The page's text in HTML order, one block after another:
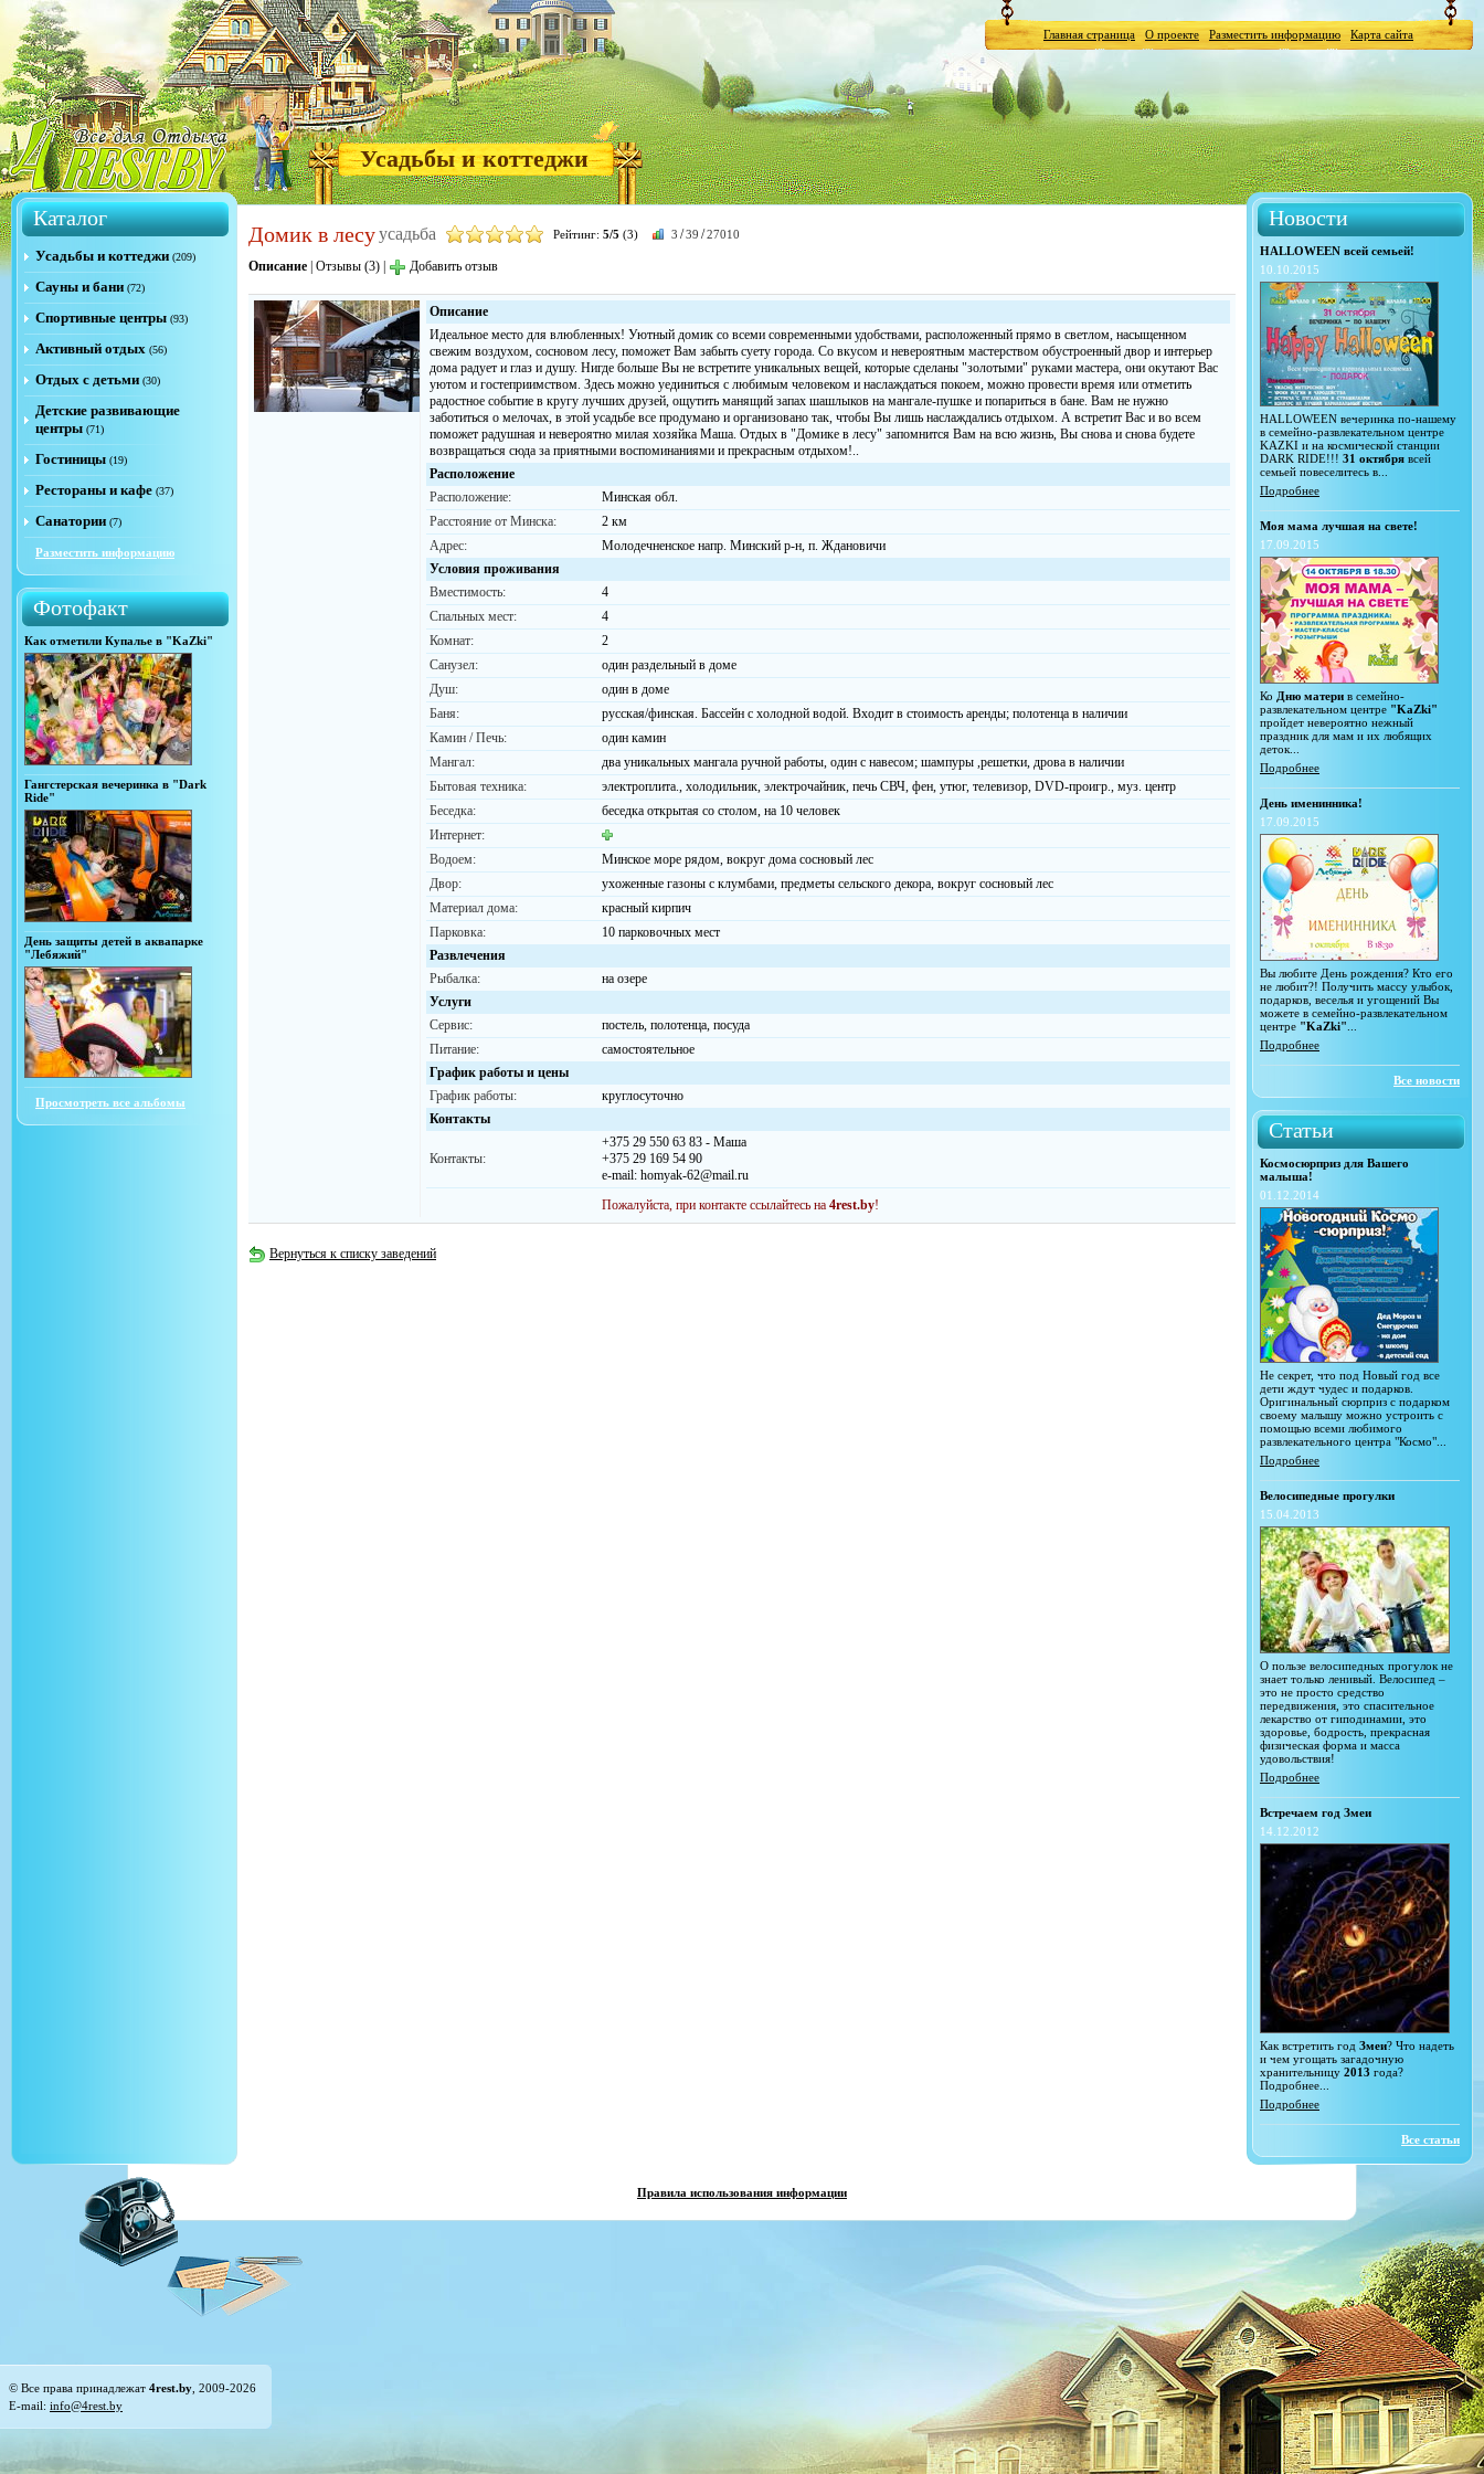
Главная страница О проекте Разместить информацию Карта сайта
Усадьбы и коттеджи
Каталог
Усадьбы и коттеджи (209)
Сауны и бани (72)
Спортивные центры (93)
Активный отдых (56)
Отдых с детьми (30)
Детские развивающие
центры (71)
Гостиницы (19)
Рестораны и кафе (37)
Санатории (7)
Разместить информацию
Фотофакт
Как отметили Купалье в "KaZki"
Гангстерская вечеринка в "Dark
Ride"
День защиты детей в аквапарке
"Лебяжий"
Просмотреть все альбомы
Домик в лесуусадьба Рейтинг: 5/5 (3) 3 /39 /27010
Описание Отзывы (3) Добавить отзыв
Описание
Идеальное место для влюбленных! Уютный домик со всеми современными удобствами, расположенный прямо в светлом, насыщенном
свежим воздухом, сосновом лесу, поможет Вам забыть суету города. Со вкусом и невероятным мастерством обустроенный двор и интерьер
дома радует и глаз и душу. Нигде больше Вы не встретите уникальных вещей, которые сделаны "золотыми" руками мастера, они окутают Вас
уютом и гостеприимством. Здесь можно уединиться с любимым человеком и наслаждаться покоем, можно провести время или отметить
радостное событие в кругу лучших друзей, ощутить манящий запах шашлыков на мангале-пушке и попариться в бане. Вам не нужно
заботиться о мелочах, в этой усадьбе все продумано и организовано так, чтобы Вы лишь наслаждались отдыхом. А встретит Вас и во всем
поможет радушная и невероятно милая хозяйка Маша. Отдых в "Домике в лесу" запомнится Вам на всю жизнь, Вы снова и снова будете
возвращаться сюда за приятными воспоминаниями и прекрасным отдыхом!..
Расположение
Расположение:
Минская обл.
Расстояние от Минска:
2 км
Адрес:
Молодечненское напр. Минский р-н, п. Ждановичи
Условия проживания
Вместимость:
4
Спальных мест:
4
Комнат:
2
Санузел:
один раздельный в доме
Душ:
один в доме
Баня:
русская/финская. Бассейн с холодной водой. Входит в стоимость аренды; полотенца в наличии
Камин / Печь:
один камин
Мангал:
два уникальных мангала ручной работы, один с навесом; шампуры ,решетки, дрова в наличии
Бытовая техника:
электроплита., холодильник, электрочайник, печь СВЧ, фен, утюг, телевизор, DVD-проигр., муз. центр
Беседка:
беседка открытая со столом, на 10 человек
Интернет:
Водоем:
Минское море рядом, вокруг дома сосновый лес
Двор:
ухоженные газоны с клумбами, предметы сельского декора, вокруг сосновый лес
Материал дома:
красный кирпич
Парковка:
10 парковочных мест
Развлечения
Рыбалка:
на озере
Услуги
Сервис:
постель, полотенца, посуда
Питание:
самостоятельное
График работы и цены
График работы:
круглосуточно
Контакты
Контакты:
+375 29 550 63 83 - Маша
+375 29 169 54 90
e-mail: homyak-62@mail.ru
Пожалуйста, при контакте ссылайтесь на 4rest.by!
Вернуться к списку заведений
Новости
HALLOWEEN всей семьей!
10.10.2015
HALLOWEEN вечеринка по-нашему
в семейно-развлекательном центре
KAZKI и на космической станции
DARK RIDE!!! 31 октября всей
семьей повеселитесь в...
Подробнее
Моя мама лучшая на свете!
17.09.2015
Ко Дню матери в семейно-
развлекательном центре "KaZki"
пройдет невероятно нежный
праздник для мам и их любящих
деток...
Подробнее
День именинника!
17.09.2015
Вы любите День рождения? Кто его
не любит?! Получить массу улыбок,
подарков, веселья и угощений Вы
можете в семейно-развлекательном
центре "KaZki"
Подробнее
Все новости
Статьи
Космосюрприз для Вашего
малыша!
01.12.2014
Не секрет, что под Новый год все
дети ждут чудес и подарков.
Оригинальный сюрприз с подарком
своему малышу можно устроить с
помощью всеми любимого
развлекательного центра "Космо"...
Подробнее
Велосипедные прогулки
15.04.2013
О пользе велосипедных прогулок не
знает только ленивый. Велосипед –
это не просто средство
передвижения, это спасительное
лекарство от гиподинамии, это
здоровье, бодрость, прекрасная
физическая форма и масса
удовольствия!
Подробнее
Встречаем год Змеи
14.12.2012
Как встретить год Змеи? Что надеть
и чем угощать загадочную
хранительницу 2013 года?
Подробнее...
Подробнее
Все статьи
Правила использования информации
© Все права принадлежат 4rest.by , 2009-2026
E-mail: info@4rest.by